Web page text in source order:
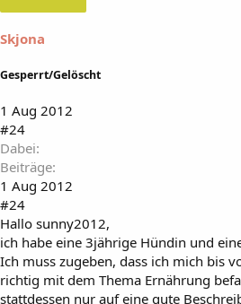
Skjona
Gesperrt/Gelöscht
1 Aug 2012
#24
Dabei
Beiträge
1 Aug 2012
#24
Hallo sunny2012,
ich habe eine 3jährige Hündin und
Ich muss zugeben, dass ich mich bis
richtig mit dem Thema Ernährung
stattdessen nur auf eine gute